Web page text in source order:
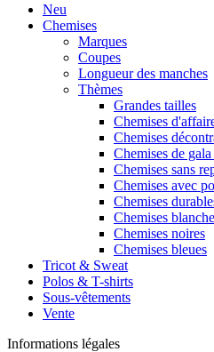
Neu
Chemises
Marques
Coupes
Longueur des manches
Thèmes
Grandes tailles
Chemises
Chemises
Chemises de
Chemises sans
Chemises avec
Chemises
Chemises
Chemises noires
Chemises bleues
Tricot & Sweat
Polos & T-shirts
Sous-vêtements
Vente
Informations légales